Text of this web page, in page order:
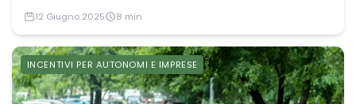
12 Giugno 2025 8 min
INCENTIVI PER AUTONOMI E IMPRESE